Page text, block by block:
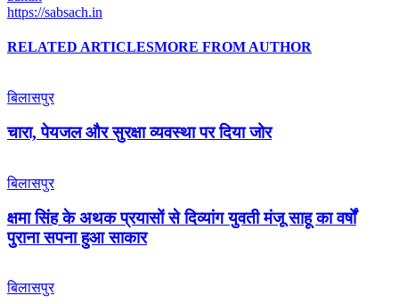
https://sabsach.in
RELATED ARTICLESMORE FROM AUTHOR
बिलासपुर
चारा, पेयजल और सुरक्षा व्यवस्था पर दिया जोर
बिलासपुर
क्षमा सिंह के अथक प्रयासों से दिव्यांग युवती मंजू साहू का वर्षों
पुराना सपना हुआ साकार
बिलासपुर